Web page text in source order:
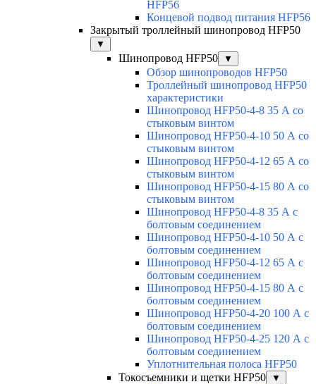
HFP56
Концевой подвод питания HFP56
Закрытый троллейный шинопровод HFP50
▼
Шинопровод HFP50 ▼
Обзор шинопроводов HFP50
Троллейный шинопровод HFP50
характеристики
Шинопровод HFP50-4-8 35 А со
стыковым винтом
Шинопровод HFP50-4-10 50 А со
стыковым винтом
Шинопровод HFP50-4-12 65 А со
стыковым винтом
Шинопровод HFP50-4-15 80 А со
стыковым винтом
Шинопровод HFP50-4-8 35 А с
болтовым соединением
Шинопровод HFP50-4-10 50 А с
болтовым соединением
Шинопровод HFP50-4-12 65 А с
болтовым соединением
Шинопровод HFP50-4-15 80 А с
болтовым соединением
Шинопровод HFP50-4-20 100 А с
болтовым соединением
Шинопровод HFP50-4-25 120 А с
болтовым соединением
Уплотнительная полоса HFP50
Токосъемники и щетки HFP50
▼